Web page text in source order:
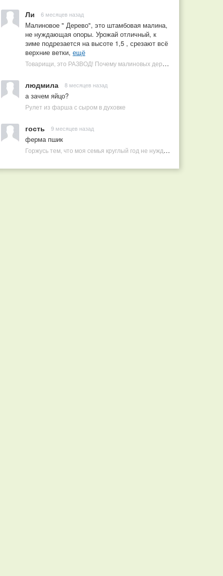
Ли 6 месяцев назад
Малиновое " Дерево", это штамбовая малина,
не нуждающая опоры. Урожай отличный, к
зиме подрезается на высоте 1,5 , срезают всё
верхние ветки, ещё
Товарищи, это РАЗВОД! Почему малиновых деревьев не бывает, или Как ушлые продавцы наживаются на мечтах садоводов
людмила 8 месяцев назад
а зачем яйцо?
Рулет из фарша с сыром в духовке
гость 9 месяцев назад
ферма пшик
Горжусь тем, что моя семья круглый год не нуждается в покупных витаминах